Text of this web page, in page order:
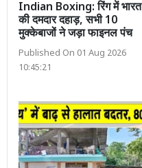
Indian Boxing: रिंग में भारत
की दमदार दहाड़, सभी 10
मुक्केबाजों ने जड़ा फाइनल पंच
Published On 01 Aug 2026
10:45:21